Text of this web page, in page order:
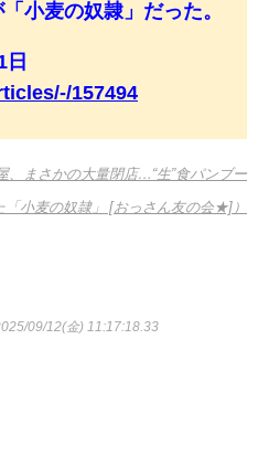
小麦の奴隷」だった。
日
157494
、まさかの大量閉店…“生”食パンブー
「小麦の奴隷」 [おっさん友の会★]）
09/12(金) 11:17:18.33